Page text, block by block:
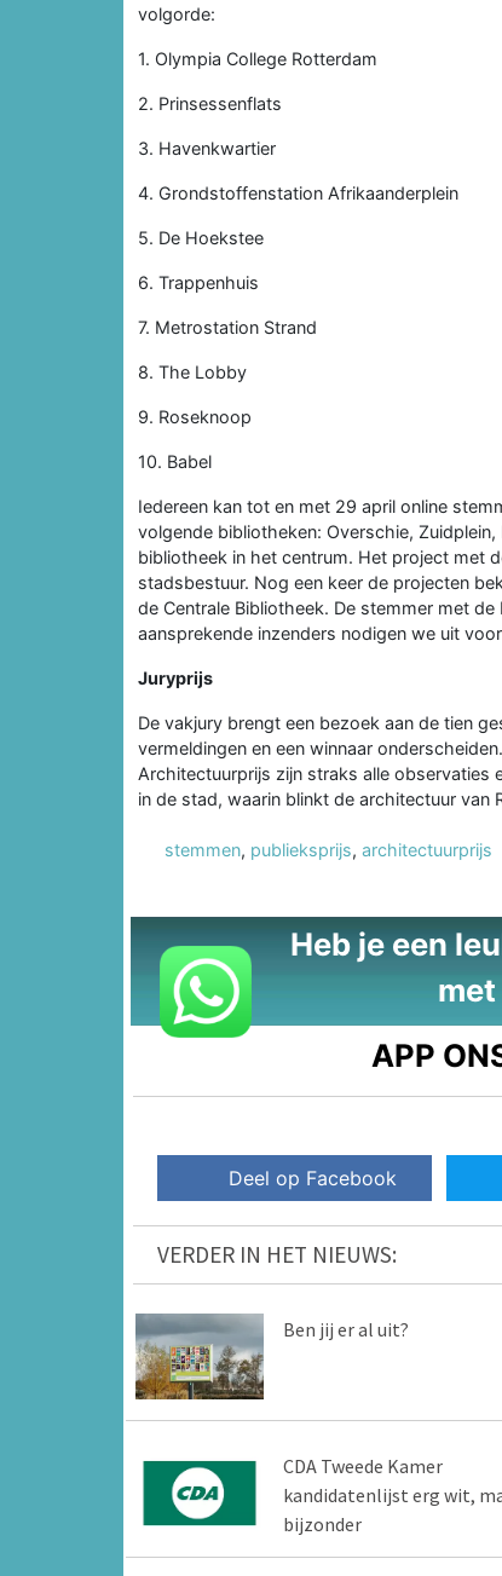
volgorde:
1. Olympia College Rotterdam
2. Prinsessenflats
3. Havenkwartier
4. Grondstoffenstation Afrikaanderplein
5. De Hoekstee
6. Trappenhuis
7. Metrostation Strand
8. The Lobby
9. Roseknoop
10. Babel
Iedereen kan tot en met 29 april online
volgende bibliotheken: Overschie,
bibliotheek in het centrum. Het project met
stadsbestuur. Nog een keer de projecten
de Centrale Bibliotheek. De stemmer met
aansprekende inzenders nodigen we uit
Juryprijs
De vakjury brengt een bezoek aan de tien
vermeldingen en een winnaar
Architectuurprijs zijn straks alle observaties
in de stad, waarin blinkt de architectuur van
stemmen, publieksprijs, architectuurprijs
Heb je een
APP
Deel op Facebook
VERDER IN HET NIEUWS:
Ben jij er al uit?
CDA Tweede Kamer
kandidatenlijst erg wit,
bijzonder